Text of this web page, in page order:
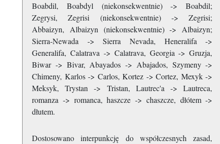
Boabdil, Boabdyl (niekonsekwentnie) -> Boabdil;
Zegrysi, Zegrisi (niekonsekwentnie) -> Zegrisi;
Abbaizyn, Albaizyn (niekonsekwentnie) -> Albaizyn;
Sierra-Newada -> Sierra Nevada, Heneralifa ->
Generalifa, Calatrava -> Calatrava, Georgia -> Gruzja,
Biwar -> Bivar, Abayados -> Abajados, Szymeny ->
Chimeny, Karlos -> Carlos, Kortez -> Cortez, Mexyk ->
Meksyk, Trystan -> Tristan, Lautrec'a -> Lautreca,
romanza -> romanca, haszcze -> chaszcze, dłótem ->
dłutem.
Dostosowano interpunkcję do współczesnych zasad,